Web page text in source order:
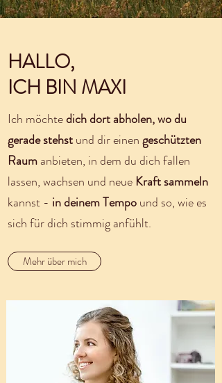
HALLO,
ICH BIN MAXI
Ich möchtedich dort abholen, wo du
gerade stehstund dir einengeschützten
Raumanbieten, in dem du dich fallen
lassen, wachsen und neue Kraft sammeln
kannst - in deinem Tempound so, wie es
sich für dich stimmig anfühlt.
Mehr über mich